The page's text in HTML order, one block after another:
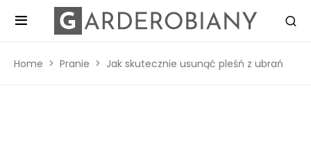
Home Pranie Jak skutecznie usunąć pleśń z ubrań